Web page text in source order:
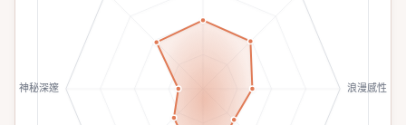
浪漫感性
神秘深邃